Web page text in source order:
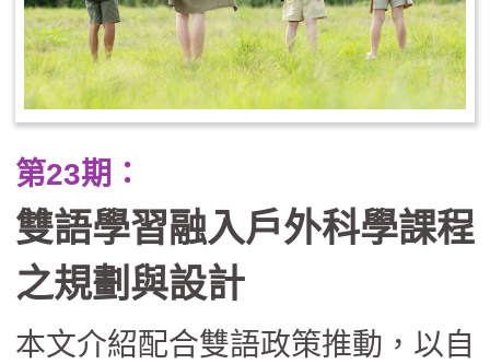
第23期：
雙語學習融入戶外科學課程
之規劃與設計
本文介紹配合雙語政策推動，以自